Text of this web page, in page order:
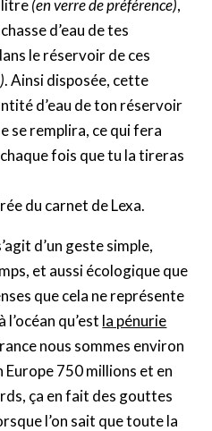
litre(en verre de préférence),
d’eau de tes
le réservoir de ces
. Ainsi disposée, cette
d’eau de ton réservoir
se remplira, ce qui fera
fois que tu la tireras
du carnet de Lexa.
d’un geste simple,
et aussi écologique que
que cela ne représente
l’océan qu’est la pénurie
nous sommes environ
Europe 750 millions et en
ça en fait des gouttes
l’on sait que toute la